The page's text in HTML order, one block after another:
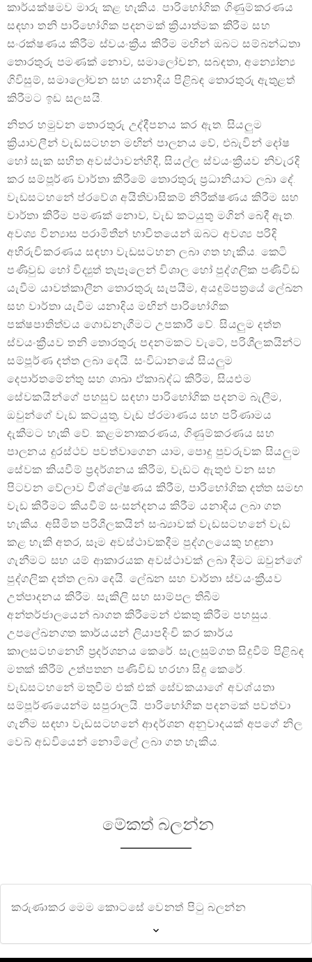
කාර්යක්ෂමව මාරු කළ හැකිය. පාරිභෝගික ගිණුම්කරණය
සඳහා තනි පාරිභෝගික පදනමක් ක්‍රියාත්මක කිරීම සහ
සංරක්ෂණය කිරීම ස්වයංක්‍රීය කිරීම මඟින් ඔබට සම්බන්ධතා
තොරතුරු පමණක් නොව, සමාලෝචන, සබඳතා, අන්‍යෝන්‍ය
ගිවිසුම්, සමාලෝචන සහ යනාදිය පිළිබඳ තොරතුරු ඇතුළත්
කිරීමට ඉඩ සලසයි.
නිතර හමුවන තොරතුරු උද්දීපනය කර ඇත. සියලුම
ක්‍රියාවලීන් වැඩසටහන මඟින් පාලනය වේ, එබැවින් දෝෂ
හෝ සැක සහිත අවස්ථාවන්හිදී, සියල්ල ස්වයංක්‍රීයව නිවැරදි
කර සම්පූර්ණ වාර්තා කිරීමේ තොරතුරු ප්‍රධානියාට ලබා දේ.
වැඩසටහනේ ප්රවේශ අයිතිවාසිකම් නිරීක්ෂණය කිරීම සහ
වාර්තා කිරීම පමණක් නොව, වැඩ කටයුතු මගින් බෙදී ඇත.
අවශ්‍ය වින්‍යාස පරාමිතීන් භාවිතයෙන් ඔබට අවශ්‍ය පරිදි
අභිරුචිකරණය සඳහා වැඩසටහන ලබා ගත හැකිය. කෙටි
පණිවුඩ හෝ විද්‍යුත් තැපෑලෙන් විශාල හෝ පුද්ගලික පණිවිඩ
යැවීම යාවත්කාලීන තොරතුරු සැපයීම, අයදුම්පත්‍රයේ ලේඛන
සහ වාර්තා යැවීම යනාදිය මඟින් පාරිභෝගික
පක්ෂපාතිත්වය ගොඩනැගීමට උපකාරී වේ. සියලුම දත්ත
ස්වයංක්‍රීයව තනි තොරතුරු පදනමකට වැටේ, පරිශීලකයින්ට
සම්පූර්ණ දත්ත ලබා දෙයි. සංවිධානයේ සියලුම
දෙපාර්තමේන්තු සහ ශාඛා ඒකාබද්ධ කිරීම, සියළුම
සේවකයින්ගේ පහසුව සඳහා පාරිභෝගික පදනම බැලීම,
ඔවුන්ගේ වැඩ කටයුතු, වැඩ ප්රමාණය සහ පරිණාමය
දැකීමට හැකි වේ. කළමනාකරණය, ගිණුම්කරණය සහ
පාලනය දුරස්ථව පවත්වාගෙන යාම, පොදු පුවරුවක සියලුම
සේවක කියවීම් ප්‍රදර්ශනය කිරීම, වැඩට ඇතුළු වන සහ
පිටවන වේලාව විශ්ලේෂණය කිරීම, පාරිභෝගික දත්ත සමඟ
වැඩ කිරීමට කියවීම් සංසන්දනය කිරීම යනාදිය ලබා ගත
හැකිය. අසීමිත පරිශීලකයින් සංඛ්‍යාවක් වැඩසටහනේ වැඩ
කළ හැකි අතර, සෑම අවස්ථාවකදීම පුද්ගලයෙකු හඳුනා
ගැනීමට සහ යම් ආකාරයක අවස්ථාවක් ලබා දීමට ඔවුන්ගේ
පුද්ගලික දත්ත ලබා දෙයි. ලේඛන සහ වාර්තා ස්වයංක්‍රීයව
උත්පාදනය කිරීම. සැකිලි සහ සාම්පල තිබීම
අන්තර්ජාලයෙන් බාගත කිරීමෙන් එකතු කිරීම පහසුය.
උපලේඛනගත කාර්යයන් ලියාපදිංචි කර කාර්ය
කාලසටහනෙහි ප්‍රදර්ශනය කෙරේ. සැලසුම්ගත සිදුවීම් පිළිබඳ
මතක් කිරීම් උත්පතන පණිවිඩ හරහා සිදු කෙරේ.
වැඩසටහනේ මතුවීම එක් එක් සේවකයාගේ අවශ්යතා
සම්පූර්ණයෙන්ම සපුරාලයි. පාරිභෝගික පදනමක් පවත්වා
ගැනීම සඳහා වැඩසටහනේ ආදර්ශන අනුවාදයක් අපගේ නිල
වෙබ් අඩවියෙන් නොමිලේ ලබා ගත හැකිය.
මේකත් බලන්න
කරුණාකර මෙම කොටසේ වෙනත් පිටු බලන්න